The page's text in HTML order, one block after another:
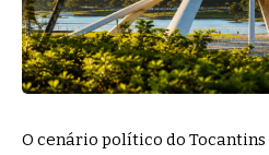
O cenário político do